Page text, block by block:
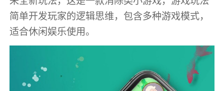
简单开发玩家的逻辑思维，包含多种游戏模式，
适合休闲娱乐使用。